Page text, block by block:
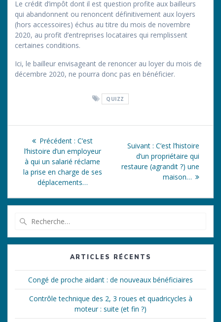
Le crédit d’impôt dont il est question profite aux bailleurs
qui abandonnent ou renoncent définitivement aux loyers
(hors accessoires) échus au titre du mois de novembre
2020, au profit d’entreprises locataires qui remplissent
certaines conditions.
Ici, le bailleur envisageant de renoncer au loyer du mois de
décembre 2020, ne pourra donc pas en bénéficier.
QUIZZ
Navigation
l’article
Précédent : Article
précédent
:
C’est
l’histoire d’un employeur
à qui un salarié réclame
la prise en charge de ses
déplacements…
Suivant : Article
suivant
:
C’est l’histoire
d’un propriétaire qui
restaure (agrandit ?) une
maison…
:
ARTICLES RÉCENTS
Congé de proche aidant : de nouveaux bénéficiaires
Contrôle technique des 2, 3 roues et quadricycles à
moteur : suite (et fin ?)